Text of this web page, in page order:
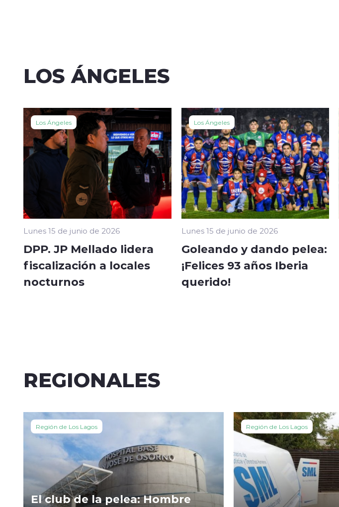
LOS ÁNGELES
Los Ángeles
Lunes 15 de junio de 2026
DPP. JP Mellado lidera
fiscalización a locales
nocturnos
Los Ángeles
Lunes 15 de junio de 2026
Goleando y dando pelea:
¡Felices 93 años Iberia
querido!
REGIONALES
Región de Los Lagos
El club de la pelea: Hombre
Región de Los Lagos